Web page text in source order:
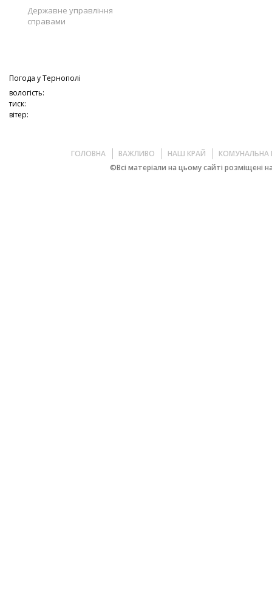
Державне управління
справами
Погода уТернополі
вологість:
тиск:
вітер:
ГОЛОВНА ВАЖЛИВО НАШ КРАЙ
КОМУНАЛЬНА
©Всі матеріали на цьому сайті розміщені